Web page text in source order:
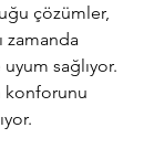
çözümler,
zamanda
sağlıyor.
konforunu